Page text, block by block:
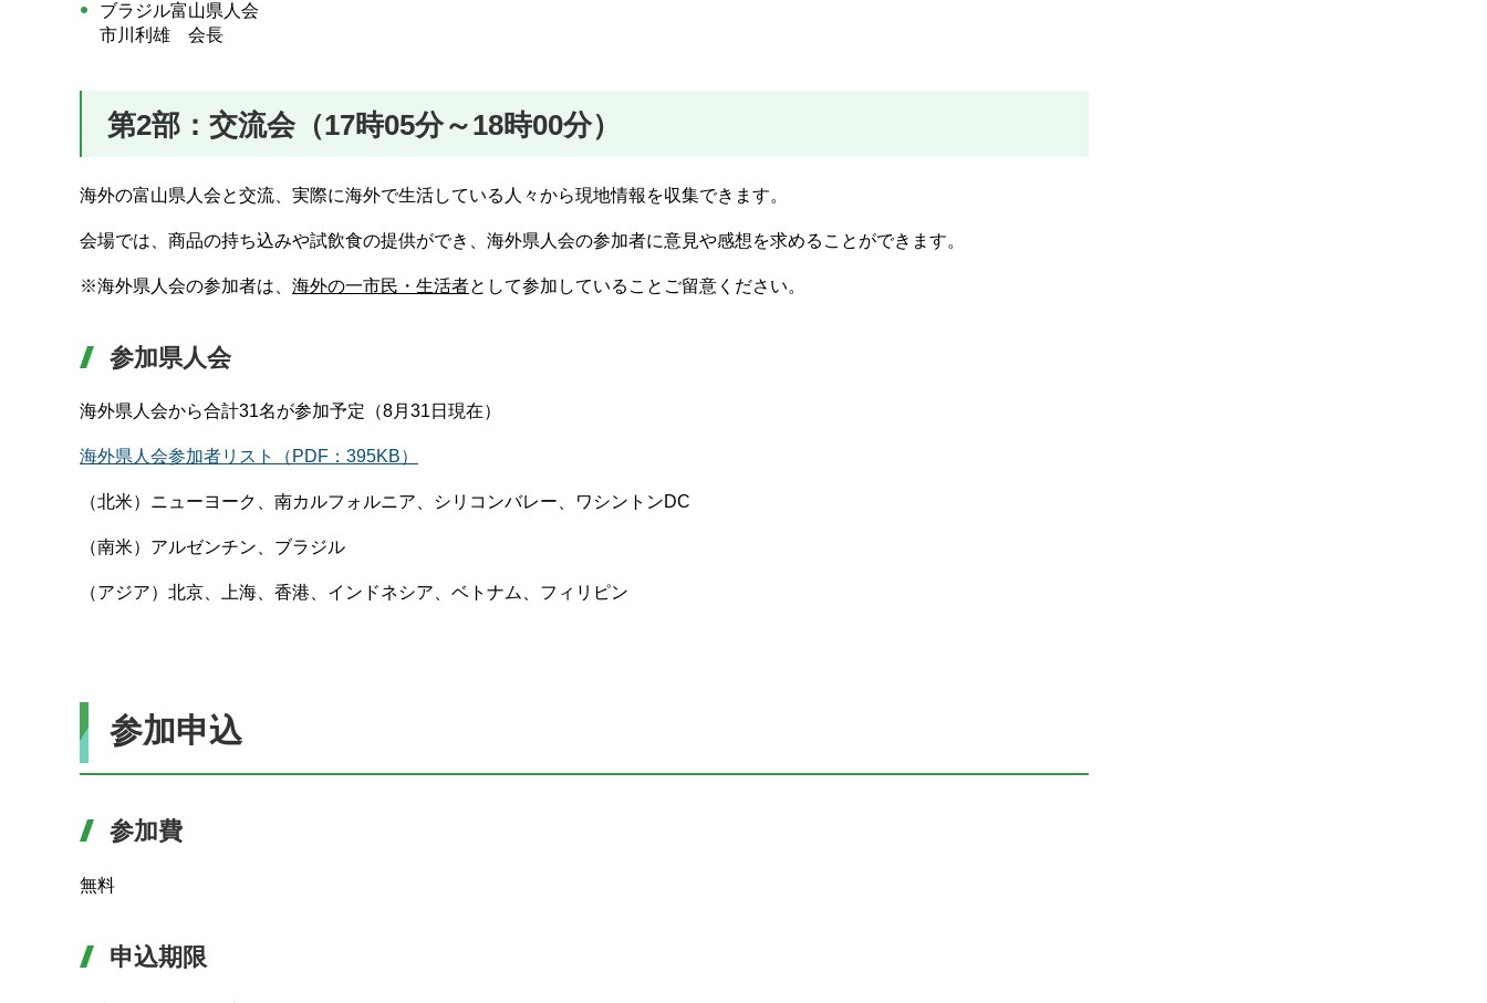
ブラジル富山県人会
市川利雄 会長
第2部：交流会（17時05分～18時00分）
海外の富山県人会と交流、実際に海外で生活している人々から現地情報を収集できます。
会場では、商品の持ち込みや試飲食の提供ができ、海外県人会の参加者に意見や感想を求めることができます。
※海外県人会の参加者は、 海外の一市民・生活者として参加していることご留意ください。
参加県人会
海外県人会から合計31名が参加予定（8月31日現在）
海外県人会参加者リスト（PDF：395KB）
（北米）ニューヨーク、南カルフォルニア、シリコンバレー、ワシントンDC
（南米）アルゼンチン、ブラジル
（アジア）北京、上海、香港、インドネシア、ベトナム、フィリピン
参加申込
参加費
無料
申込期限